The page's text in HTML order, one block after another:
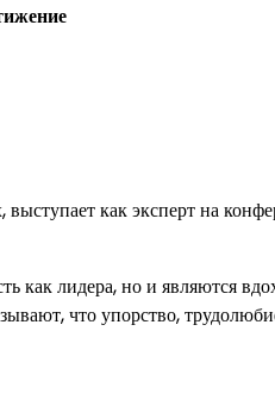
как эксперт на
как лидера, но и являются
что упорство,